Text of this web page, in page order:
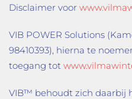
Disclaimer voor
VIB POWER Solutions
98410393), hierna te
toegang tot
VIB™ behoudt zich daarbij